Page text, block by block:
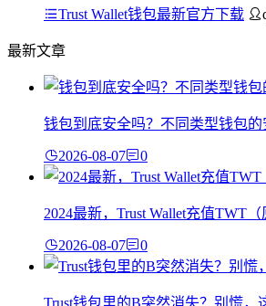
Trust Wallet钱包最新官方下载
最新文章
钱包到底安全吗？不同类型钱包
2026-08-07 0
2024最新，Trust Wallet充值TWT（
2026-08-07 0